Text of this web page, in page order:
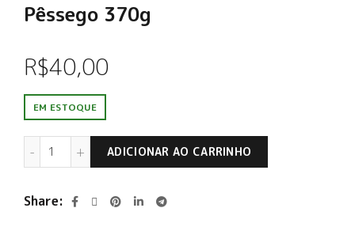
Pêssego 370g
R$40,00
EM ESTOQUE
Geleia Bonne Maman – Sabor Pêssego 370g quantidade
ADICIONAR AO CARRINHO
Share